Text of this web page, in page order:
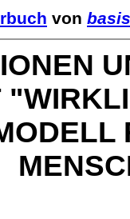
von